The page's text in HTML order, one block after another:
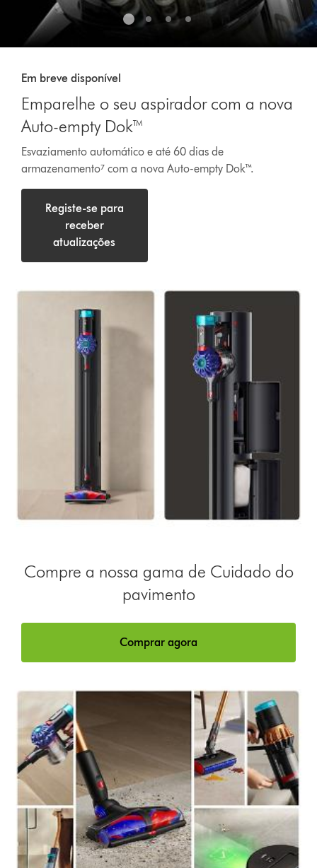
Em breve disponível
Emparelhe o seu aspirador com a nova
Auto-empty Dok™
Esvaziamento automático e até 60 dias de
armazenamento⁷ com a nova Auto-empty Dok™.
Registe-se para
receber
atualizações
Compre a nossa gama de Cuidado do
pavimento
Comprar agora